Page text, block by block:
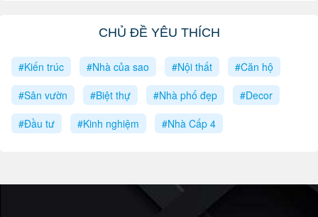
CHỦ ĐỀ YÊU THÍCH
#Kiến trúc #Nhà của sao #Nội thất
#Căn hộ
#Sân vườn
#Biệt thự #Nhà phố đẹp
#Decor
#Đầu tư
#Kinh nghiệm #Nhà Cấp 4